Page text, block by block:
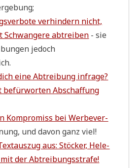
ver­hin­dern nicht,
Schwan­ge­re abtrei­ben - sie
jedoch
eine Abtrei­bung infrage?
befür­wor­ten Abschaf­fung
Kom­pro­miss bei Wer­be­ver­
und davon ganz viel!
aus: Stöcker, Hele­
mit der Abtrei­bungs­stra­fe!